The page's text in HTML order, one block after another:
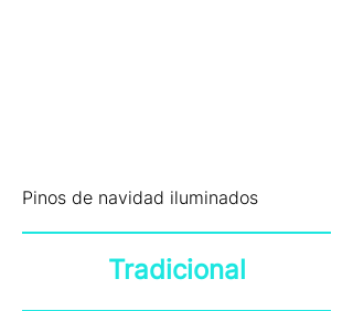
Pinos de navidad iluminados
Tradicional